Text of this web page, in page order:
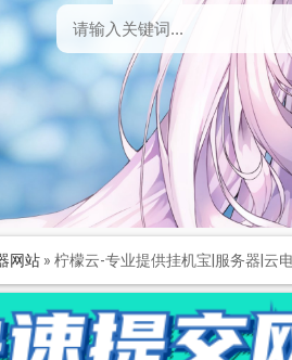
网站» 柠檬云-专业提供挂机宝|服务器|云